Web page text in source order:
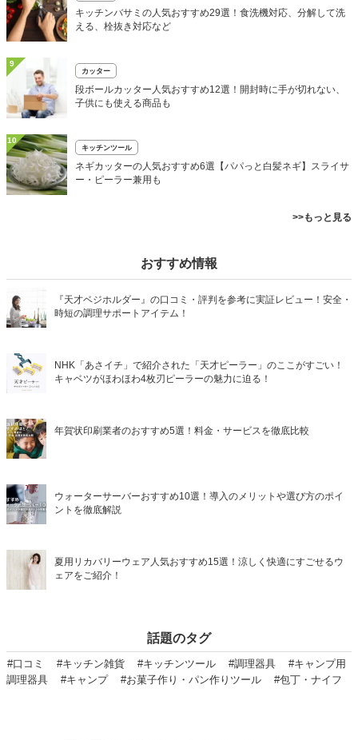
キッチンバサミの人気おすすめ29選！食洗機対応、分解して洗
える、栓抜き対応など
9
カッター
段ボールカッター人気おすすめ12選！開封時に手が切れない、
子供にも使える商品も
10
キッチンツール
ネギカッターの人気おすすめ6選【パパっと白髪ネギ】スライサ
ー・ピーラー兼用も
>>もっと見る
おすすめ情報
『天才ベジホルダー』の口コミ・評判を参考に実証レビュー！安全・
時短の調理サポートアイテム！
NHK「あさイチ」で紹介された「天才ピーラー」のここがすごい！
キャベツがほわほわ4枚刃ピーラーの魅力に迫る！
年賀状印刷業者のおすすめ5選！料金・サービスを徹底比較
ウォーターサーバーおすすめ10選！導入のメリットや選び方のポイ
ントを徹底解説
夏用リカバリーウェア人気おすすめ15選！涼しく快適にすごせるウ
ェアをご紹介！
話題のタグ
#口コミ #キッチン雑貨 #キッチンツール #調理器具
#キャンプ用
調理器具
#キャンプ #お菓子作り・パン作りツール #包丁・ナイフ